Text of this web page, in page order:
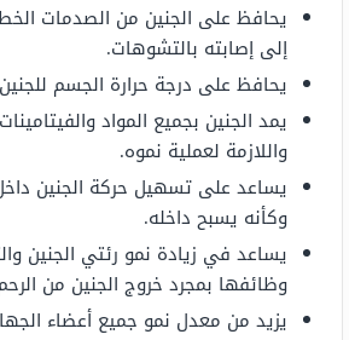
يحافظ على الجنين من الصدمات
إلى إصابته بالتشوهات.
يحافظ على درجة حرارة الجسم
يمد الجنين بجميع المواد
واللازمة لعملية نموه.
يساعد على تسهيل حركة الجنين
وكأنه يسبح داخله.
يساعد في زيادة نمو رئتي الجنين
وظائفها بمجرد خروج الجنين من
يزيد من معدل نمو جميع أعضاء